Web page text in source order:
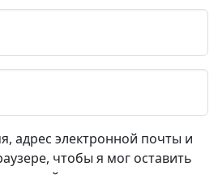
адрес электронной почты и
чтобы я мог оставить